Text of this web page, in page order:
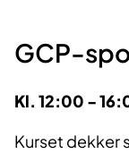
GCP-
Kl. 12:00 -
Kurset dekker